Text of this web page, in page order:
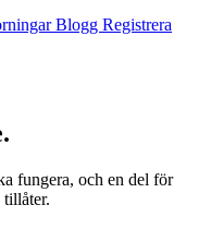
Blogg Registrera
fungera, och en del för